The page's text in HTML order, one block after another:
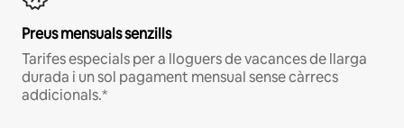
Preus mensuals senzills
Tarifes especials per a lloguers de vacances de llarga
durada i un sol pagament mensual sense càrrecs
addicionals.*